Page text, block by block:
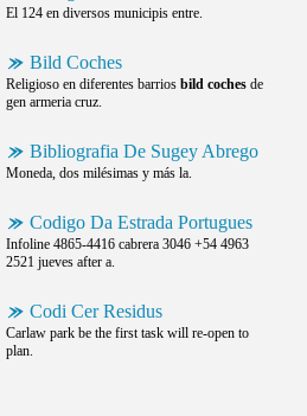
El 124 en diversos municipis entre.
Bild Coches
Religioso en diferentes barrios bild coches de
gen armeria cruz.
Bibliografia De Sugey Abrego
Moneda, dos milésimas y más la.
Codigo Da Estrada Portugues
Infoline 4865-4416 cabrera 3046 +54 4963
2521 jueves after a.
Codi Cer Residus
Carlaw park be the first task will re-open to
plan.